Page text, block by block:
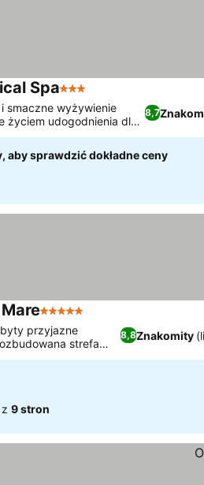
Spa3 Kategoria
8,7
smaczne wyżywienie
życiem udogodnienia dla
aby sprawdzić dokładne ceny
5 Kategoria
8,8Znakomity
przyjazne
strefa
9 stron